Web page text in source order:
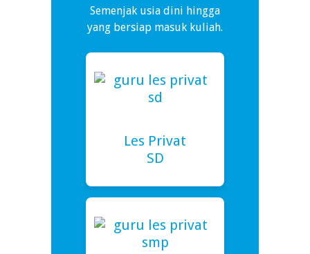
Semenjak usia dini hingga
yang bersiap masuk kuliah.
Les Privat
SD